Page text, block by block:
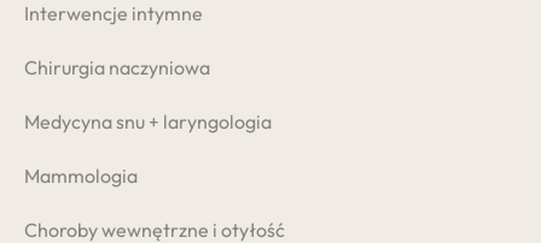
Interwencje intymne
Chirurgia naczyniowa
Medycyna snu + laryngologia
Mammologia
Choroby wewnętrzne i otyłość